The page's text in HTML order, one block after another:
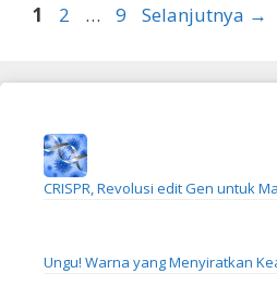
Halaman
1 Halaman
2 … Halaman
9 Selanjutnya →
CRISPR, Revolusi edit Gen untuk
Ungu! Warna yang Menyiratkan